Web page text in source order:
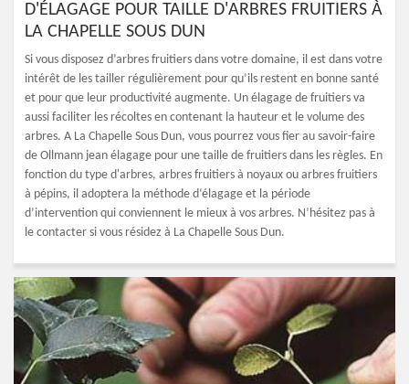
D'ÉLAGAGE POUR TAILLE D'ARBRES FRUITIERS À
LA CHAPELLE SOUS DUN
Si vous disposez d’arbres fruitiers dans votre domaine, il est dans votre
intérêt de les tailler régulièrement pour qu’ils restent en bonne santé
et pour que leur productivité augmente. Un élagage de fruitiers va
aussi faciliter les récoltes en contenant la hauteur et le volume des
arbres. A La Chapelle Sous Dun, vous pourrez vous fier au savoir-faire
de Ollmann jean élagage pour une taille de fruitiers dans les règles. En
fonction du type d'arbres, arbres fruitiers à noyaux ou arbres fruitiers
à pépins, il adoptera la méthode d‘élagage et la période
d’intervention qui conviennent le mieux à vos arbres. N’hésitez pas à
le contacter si vous résidez à La Chapelle Sous Dun.